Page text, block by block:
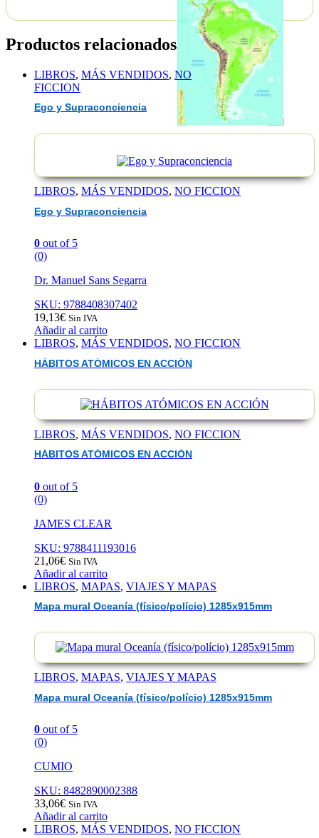
EAN :8482890002272
Productos relacionados
LIBROS, MÁS VENDIDOS, NO
FICCION
Ego y Supraconciencia
LIBROS, MÁS VENDIDOS, NO FICCION
Ego y Supraconciencia
0 out of 5
(0)
Dr. Manuel Sans Segarra
SKU: 9788408307402
19,13€ Sin IVA
Añadir al carrito
LIBROS, MÁS VENDIDOS, NO FICCION
HÁBITOS ATÓMICOS EN ACCIÓN
LIBROS, MÁS VENDIDOS, NO FICCION
HÁBITOS ATÓMICOS EN ACCIÓN
0 out of 5
(0)
JAMES CLEAR
SKU: 9788411193016
21,06€ Sin IVA
Añadir al carrito
LIBROS, MAPAS, VIAJES Y MAPAS
Mapa mural Oceanía (físico/polício) 1285x915mm
LIBROS, MAPAS, VIAJES Y MAPAS
Mapa mural Oceanía (físico/polício) 1285x915mm
0 out of 5
(0)
CUMIO
SKU: 8482890002388
33,06€ Sin IVA
Añadir al carrito
LIBROS, MÁS VENDIDOS, NO FICCION